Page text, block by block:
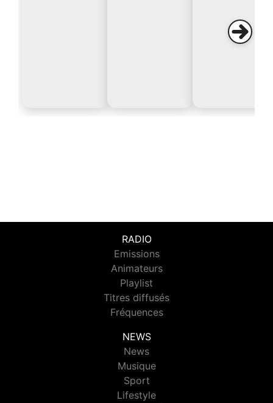
RADIO
Emissions
Animateurs
Playlist
Titres diffusés
Fréquences
NEWS
News
Musique
Sport
Lifestyle